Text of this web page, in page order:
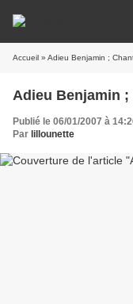
Accueil » Adieu Benjamin ;
Adieu Benjamin
Publié le 06/01/2007 à
Par lillounette